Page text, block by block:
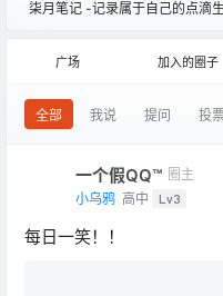
柒月笔记 -记录属于自己的点滴生
广场 加入的圈子
全部 我说 提问 投
一个假QQ™ 圈主
小乌鸦 高中 Lv3
每日一笑！！